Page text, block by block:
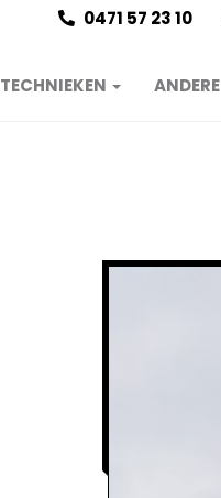
0471 57 23 10
TECHNIEKEN ANDERE